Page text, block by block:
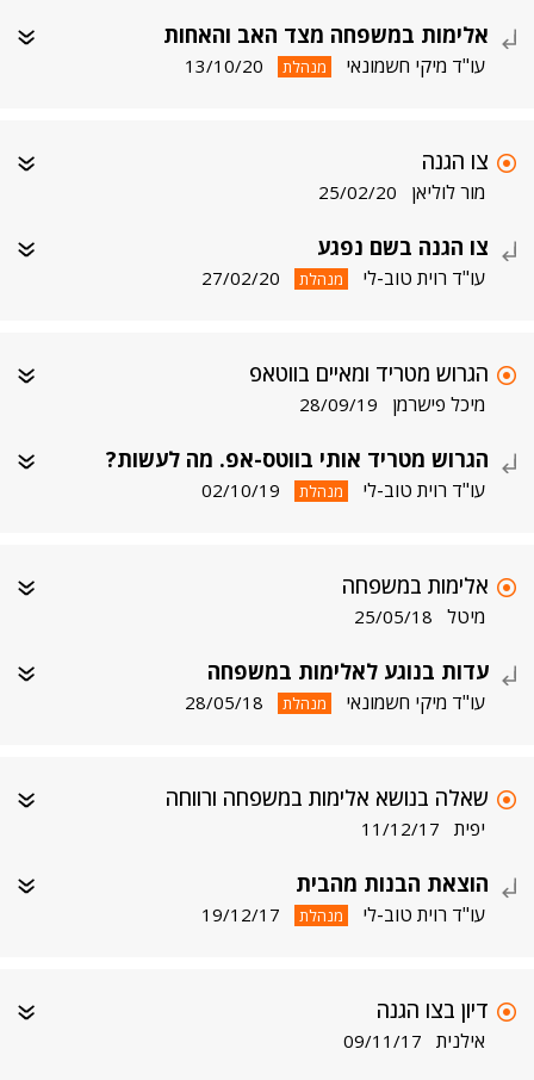
אלימות במשפחה מצד האב והאחות
עו"ד מיקי חשמונאי מנהלת 13/10/20
צו הגנה
מור לוליאן 25/02/20
צו הגנה בשם נפגע
עו"ד רוית טוב-לי מנהלת 27/02/20
הגרוש מטריד ומאיים בווטאפ
מיכל פישרמן 28/09/19
הגרוש מטריד אותי בווטס-אפ. מה לעשות?
עו"ד רוית טוב-לי מנהלת 02/10/19
אלימות במשפחה
מיטל 25/05/18
עדות בנוגע לאלימות במשפחה
עו"ד מיקי חשמונאי מנהלת 28/05/18
שאלה בנושא אלימות במשפחה ורווחה
יפית 11/12/17
הוצאת הבנות מהבית
עו"ד רוית טוב-לי מנהלת 19/12/17
דיון בצו הגנה
אילנית 09/11/17